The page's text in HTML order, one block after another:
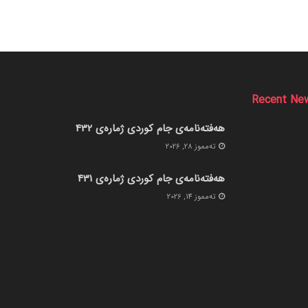
Recent
هەفتەنامەی جام کوردی ژمارەی 432
ته‌مموز 28, 2026
هەفتەنامەی جام کوردی ژمارەی 431
ته‌مموز 14, 2026